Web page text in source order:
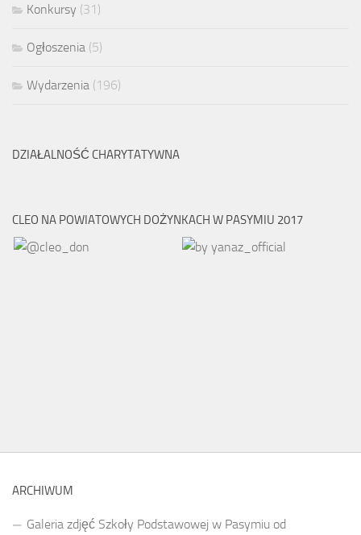
Konkursy (31)
Ogłoszenia (5)
Wydarzenia (196)
DZIAŁALNOŚĆ CHARYTATYWNA
CLEO NA POWIATOWYCH DOŻYNKACH W PASYMIU 2017
ARCHIWUM
Galeria zdjęć Szkoły Podstawowej w Pasymiu od